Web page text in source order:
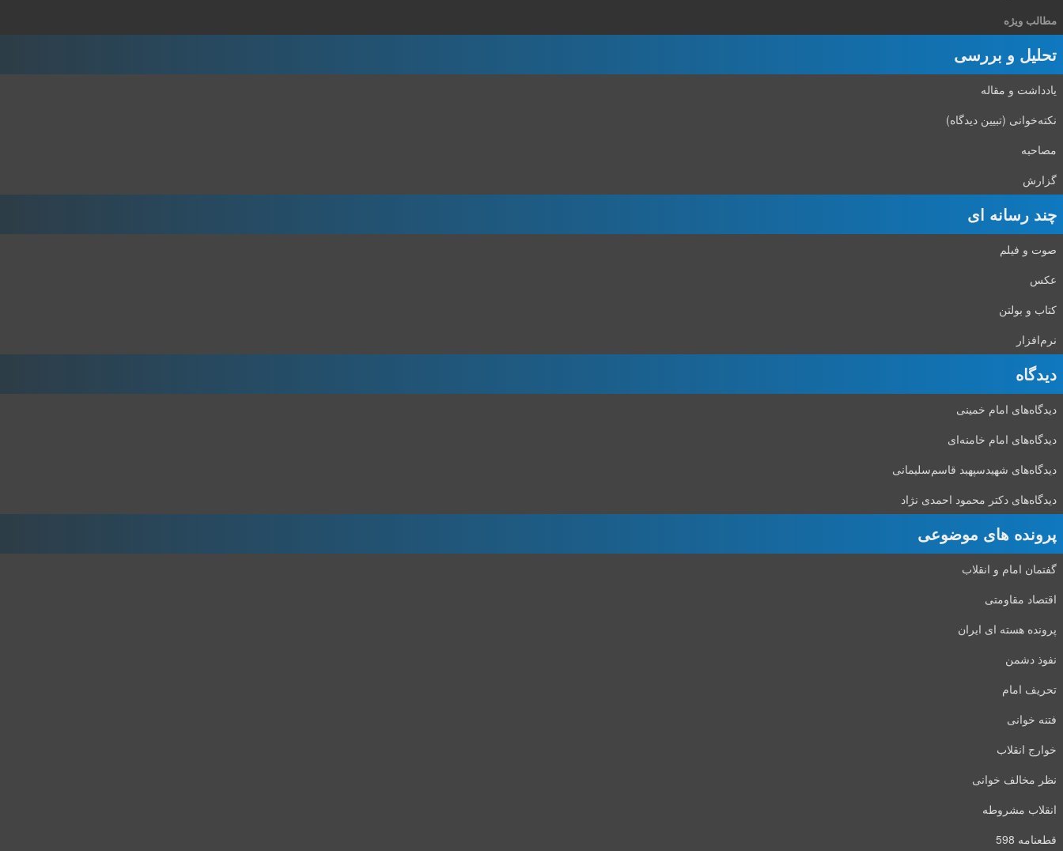
مطالب ویژه
تحلیل و بررسی
یادداشت و مقاله
نکته‌خوانی (تبیین دیدگاه)
مصاحبه
گزارش
چند رسانه ای
صوت و فیلم
عکس
کتاب و بولتن
نرم‌افزار
دیدگاه‌
دیدگاه‌های امام خمینی
دیدگاه‌های امام خامنه‌ای
دیدگاه‌های شهید‌سپهبد قاسم‌سلیمانی
دیدگاه‌های دکتر محمود احمدی نژاد
پرونده های موضوعی
گفتمان امام و انقلاب
اقتصاد مقاومتی
پرونده هسته ای ایران
نفوذ دشمن
تحریف امام
فتنه خوانی
خوارج انقلاب
نظر مخالف خوانی
انقلاب مشروطه
قطعنامه 598